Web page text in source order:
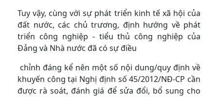
Tuy vậy, cùng với sự phát triển kinh tế xã hội của
đất nước, các chủ trương, định hướng về phát
triển công nghiệp - tiểu thủ công nghiệp của
Đảng và Nhà nước đã có sự điều
chỉnh đáng kể nên một số nội dung/quy định về
khuyến công tại Nghị định số 45/2012/NĐ-CP cần
được rà soát, đánh giá để sửa đổi, bổ sung cho